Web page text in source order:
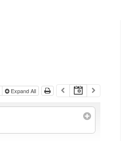
Expand All